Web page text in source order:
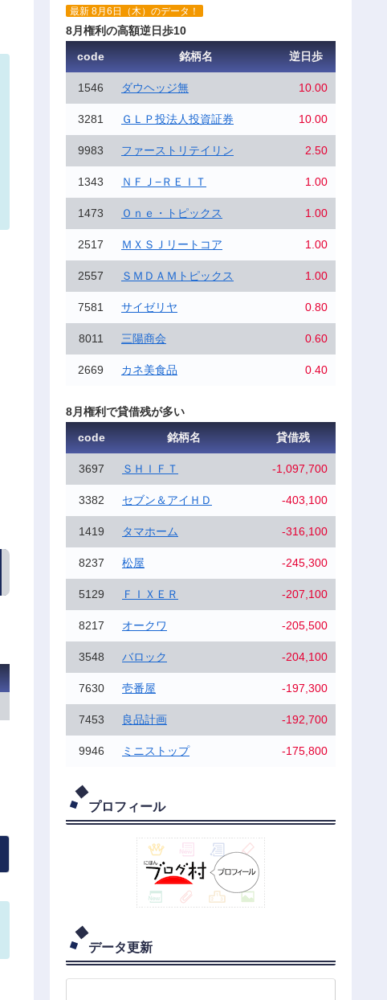
最新 8月6日（木）のデータ！
8月権利の高額逆日歩10
code
銘柄名 逆日歩
1546 ダウヘッジ無 10.00
3281 ＧＬＰ投法人投資証券 10.00
9983 ファーストリテイリン 2.50
1343 ＮＦＪ−ＲＥＩＴ 1.00
1473 Ｏｎｅ・トピックス 1.00
2517 ＭＸＳＪリートコア 1.00
2557 ＳＭＤＡＭトピックス 1.00
7581 サイゼリヤ 0.80
8011 三陽商会 0.60
2669 カネ美食品 0.40
8月権利で貸借残が多い
code
銘柄名 貸借残
3697 ＳＨＩＦＴ -1,097,700
3382 セブン＆アイＨＤ -403,100
1419 タマホーム -316,100
8237 松屋 -245,300
5129 ＦＩＸＥＲ -207,100
8217 オークワ -205,500
3548 バロック -204,100
7630 壱番屋 -197,300
7453 良品計画 -192,700
9946 ミニストップ -175,800
プロフィール
データ更新